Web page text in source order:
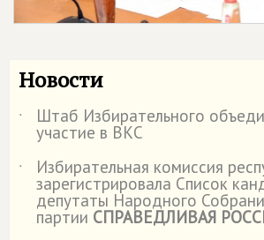
Новости
˙ Штаб Избирательного
участие в ВКС
˙
Избирательная комиссия
зарегистрировала Список
депутаты Народного
партии СПРАВЕДЛИВАЯ